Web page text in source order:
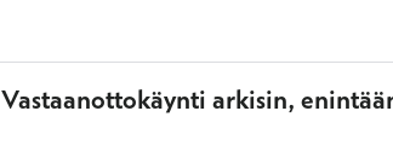
Vastaanottokäynti arkisin,